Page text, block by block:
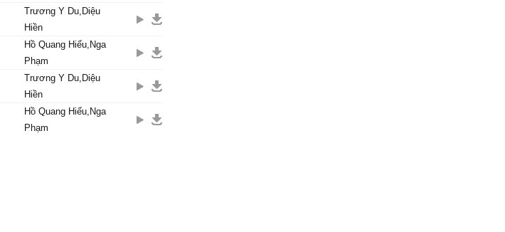
Trương Y Du,Diệu
Hiền
Hồ Quang Hiếu,Nga
Phạm
Trương Y Du,Diệu
Hiền
Hồ Quang Hiếu,Nga
Phạm